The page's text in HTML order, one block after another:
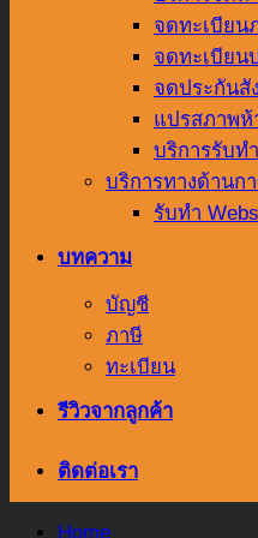
จดทะเบียน
จดทะเบียน
จดประกันสั
แปรสภาพห้
บริการรับท
บริการทางด้านก
รับทำ
บทความ
บัญชี
ภาษี
ทะเบียน
รีวิวจากลูกค้า
ติดต่อเรา
Home